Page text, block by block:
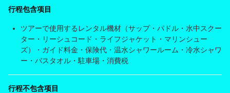
行程包含项目
ツアーで使用するレンタル機材（サップ・パドル・水中スクー
ター・リーシュコード・ライフジャケット・マリンシュー
ズ）・ガイド料金・保険代・温水シャワールーム・冷水シャワ
ー・バスタオル・駐車場・消費税
行程不包含项目